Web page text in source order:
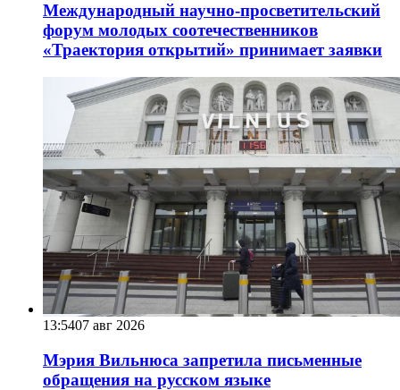
Международный научно-просветительский
форум молодых соотечественников
«Траектория открытий» принимает заявки
13:5407 авг 2026
Мэрия Вильнюса запретила письменные
обращения на русском языке